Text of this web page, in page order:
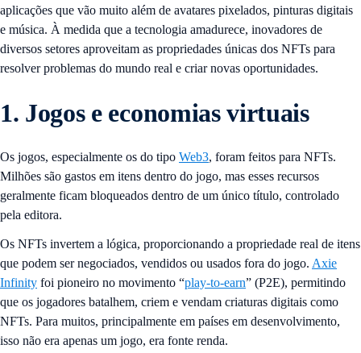
aplicações que vão muito além de avatares pixelados, pinturas digitais
e música. À medida que a tecnologia amadurece, inovadores de
diversos setores aproveitam as propriedades únicas dos NFTs para
resolver problemas do mundo real e criar novas oportunidades.
1. Jogos e economias virtuais
Os jogos, especialmente os do tipo Web3, foram feitos para NFTs.
Milhões são gastos em itens dentro do jogo, mas esses recursos
geralmente ficam bloqueados dentro de um único título, controlado
pela editora.
Os NFTs invertem a lógica, proporcionando a propriedade real de itens
que podem ser negociados, vendidos ou usados ​​fora do jogo. Axie
Infinity foi pioneiro no movimento “play-to-earn” (P2E), permitindo
que os jogadores batalhem, criem e vendam criaturas digitais como
NFTs. Para muitos, principalmente em países em desenvolvimento,
isso não era apenas um jogo, era fonte renda.